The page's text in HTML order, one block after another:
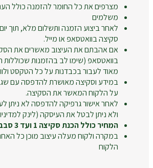
מצרפים את כל החומר להזמנה כולל
משלמים
לאחר ביצוע הזמנה ותשלום מלא, תוך
סקיצה בוואטסאפ או מייל.
אם אהבתם את העיצוב מאשרים את
בוואטסאפ (שימו לב בהזמנות
מאוד לעבור בכבדנות על כל הטקסט
במידע וסקיצה מאושרת להדפסה עם
על הלקוח המאשר את הסקיצה.
לאחר אישור גרפיקה להדפסה לא ניתן
ולא ניתן לבטל את העיסקה (לינק
המחיר כולל הכנת סקיצה 1 ועד 3 סבבי תיקונים.
במקרה ולקוח מעלה עיצוב מוכן כל
הלקוח